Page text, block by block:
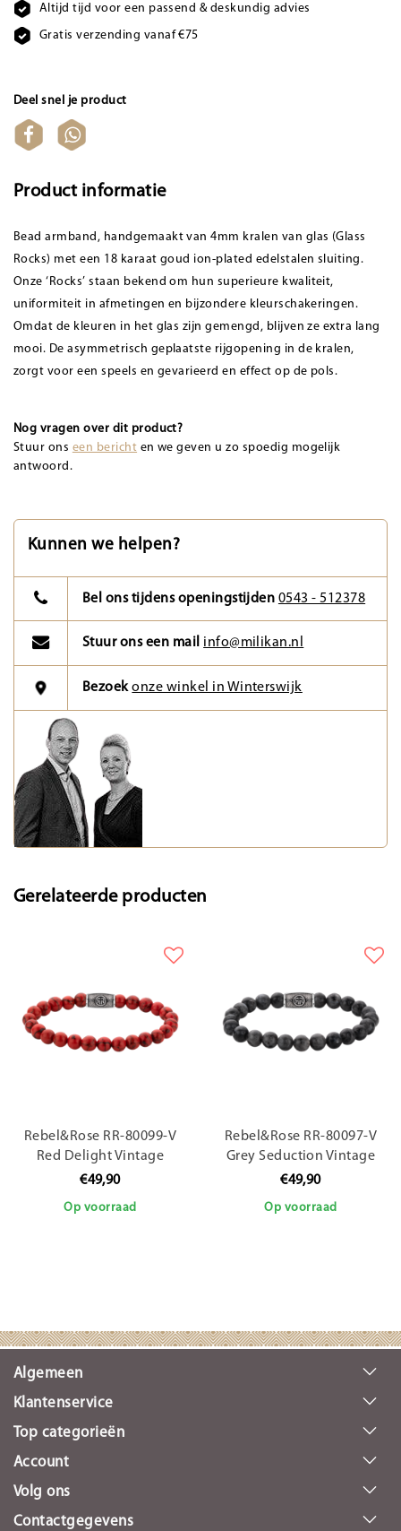
Altijd tijd voor een passend & deskundig advies
Gratis verzending vanaf €75
Deel snel je product
Product informatie
Bead armband, handgemaakt van 4mm kralen van glas (Glass
Rocks) met een 18 karaat goud ion-plated edelstalen sluiting.
Onze ‘Rocks’ staan bekend om hun superieure kwaliteit,
uniformiteit in afmetingen en bijzondere kleurschakeringen.
Omdat de kleuren in het glas zijn gemengd, blijven ze extra lang
mooi. De asymmetrisch geplaatste rijgopening in de kralen,
zorgt voor een speels en gevarieerd en effect op de pols.
Nog vragen over dit product?
Stuur ons een bericht en we geven u zo spoedig mogelijk
antwoord.
Kunnen we helpen?
Bel ons tijdens openingstijden 0543 - 512378
Stuur ons een mail info@milikan.nl
Bezoekonze winkel in Winterswijk
Gerelateerde producten
Rebel&Rose RR-80099-V
Red Delight Vintage
€49,90
Op voorraad
Rebel&Rose RR-80097-V
Grey Seduction Vintage
€49,90
Op voorraad
Algemeen
Klantenservice
Top categorieën
Account
Volg ons
Contactgegevens